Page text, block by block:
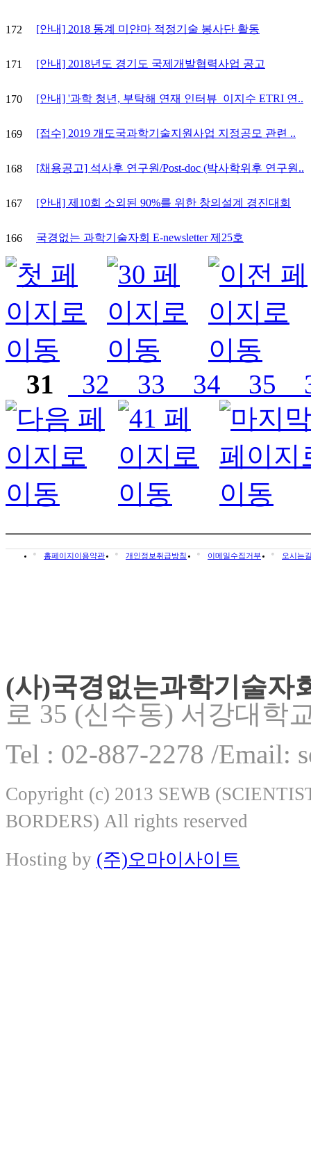
172 [안내] 2018 동계 미얀마 적정기술 봉사단 활동
171 [안내] 2018년도 경기도 국제개발협력사업 공고
170 [안내] '과학 청년, 부탁해 연재 인터뷰_이지수 ETRI 연..
169 [접수] 2019 개도국과학기술지원사업 지정공모 관련 ..
168 [채용공고] 석사후 연구원/Post-doc (박사학위후 연구원..
167 [안내] 제10회 소외된 90%를 위한 창의설계 경진대회
166 국경없는 과학기술자회 E-newsletter 제25호
31 32 33 34 35
홈페이지이용약관 개인정보취급방침 이메일수집거부 오시는
(사)국경없는과학기술자
로 35 (신수동) 서강대학
Tel : 02-887-2278 /Email:
Copyright (c) 2013 SEWB
BORDERS) All rights reserved
Hosting by (주)오마이사이트